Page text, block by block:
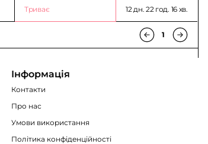
Триває 12 дн. 22 год. 16 хв.
1
Інформація
Контакти
Про нас
Умови використання
Політика конфіденційності